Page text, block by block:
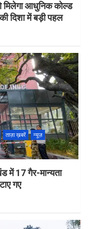
मिलेगा आधुनिक कोल्ड
दिशा में बड़ी पहल
ताज़ा ख़बरें
न्यूज़
में 17 गैर-मान्यता
गए